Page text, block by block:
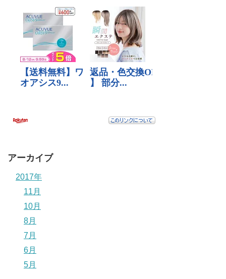
アーカイブ
2017年
11月
10月
8月
7月
6月
5月